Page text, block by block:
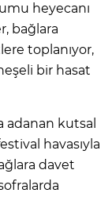
heyecanı
bağlara
toplanıyor,
bir hasat
adanan kutsal
havasıyla
davet